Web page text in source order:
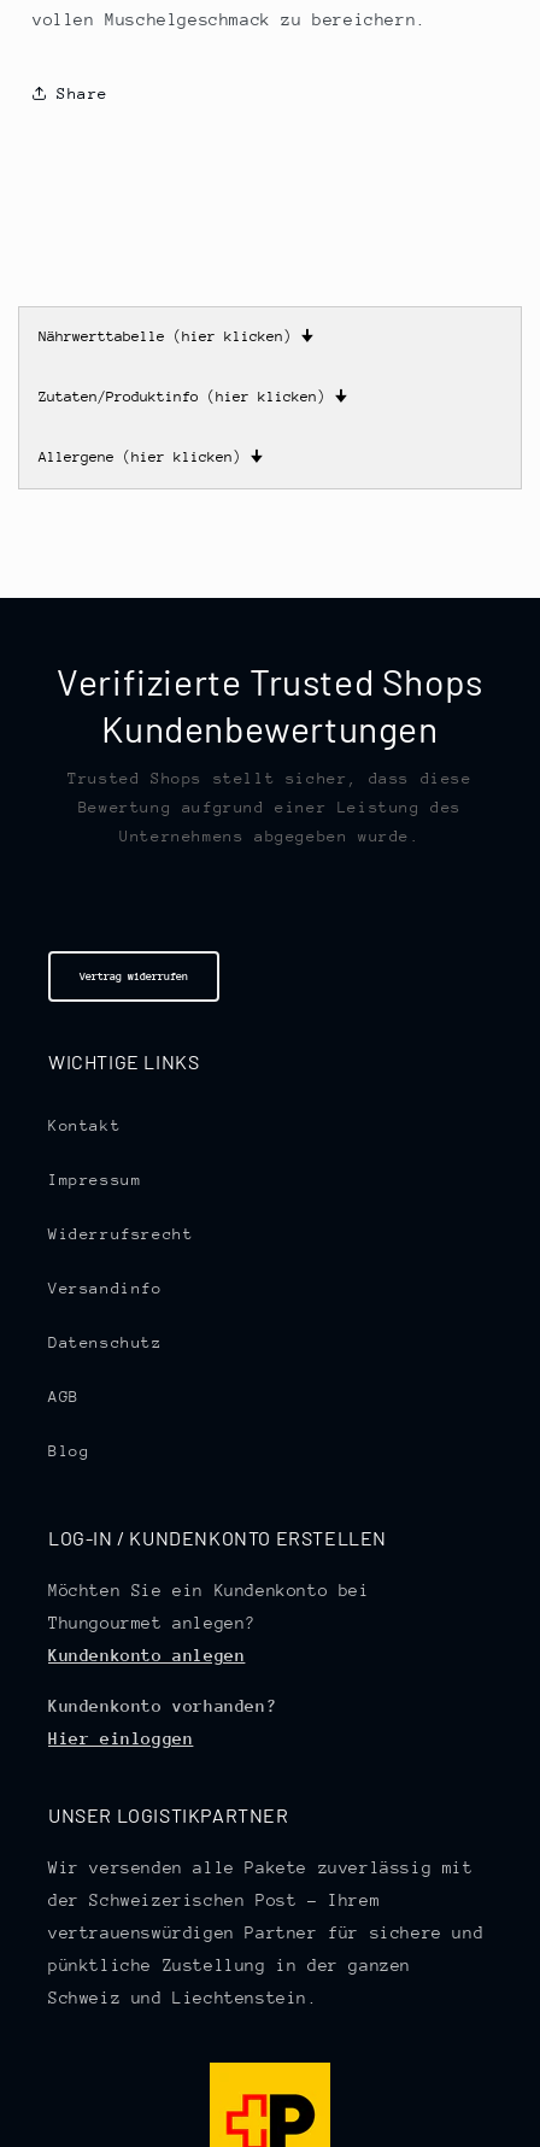
vollen Muschelgeschmack zu bereichern.
Share
Nährwerttabelle (hier klicken) 🠋
Zutaten/Produktinfo (hier klicken) 🠋
Allergene (hier klicken) 🠋
Verifizierte Trusted Shops
Kundenbewertungen
Trusted Shops stellt sicher, dass diese
Bewertung aufgrund einer Leistung des
Unternehmens abgegeben wurde.
Vertrag widerrufen
WICHTIGE LINKS
Kontakt
Impressum
Widerrufsrecht
Versandinfo
Datenschutz
AGB
Blog
LOG-IN / KUNDENKONTO ERSTELLEN
Möchten Sie ein Kundenkonto bei
Thungourmet anlegen?
Kundenkonto anlegen
Kundenkonto vorhanden?
Hier einloggen
UNSER LOGISTIKPARTNER
Wir versenden alle Pakete zuverlässig mit
der Schweizerischen Post – Ihrem
vertrauenswürdigen Partner für sichere und
pünktliche Zustellung in der ganzen
Schweiz und Liechtenstein.